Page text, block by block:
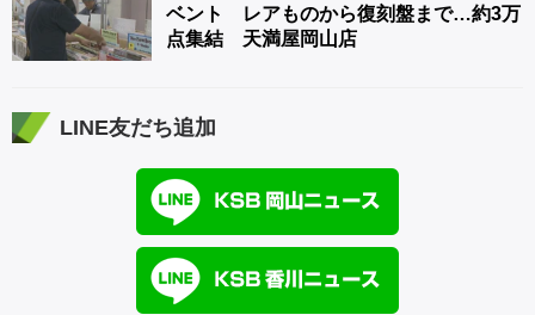
ベント レアものから復刻盤まで…約3万
点集結 天満屋岡山店
LINE友だち追加